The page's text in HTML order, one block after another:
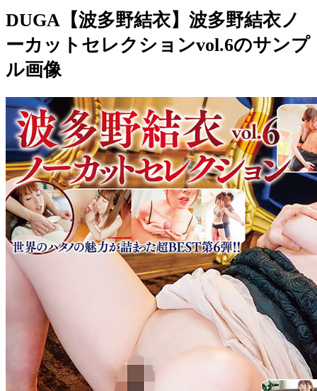
DUGA【波多野結衣】波多野結衣ノ
ーカットセレクションvol.6のサンプ
ル画像